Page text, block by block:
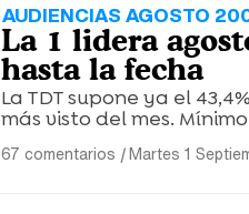
AUDIENCIAS AGOSTO
La 1 lidera
hasta la fecha
La TDT supone ya el
más visto del mes.
67 comentarios |Martes 1